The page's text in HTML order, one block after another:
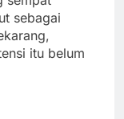
sebagai
itu belum